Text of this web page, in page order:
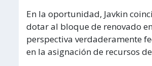
En la oportunidad, Javkin
dotar al bloque de renovado
perspectiva verdaderamente
en la asignación de recursos